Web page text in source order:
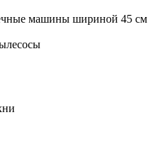
машины шириной 45 см